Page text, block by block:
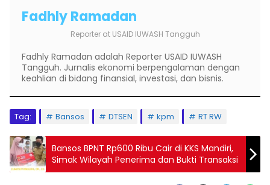
Fadhly Ramadan
Reporter at USAID IUWASH Tangguh
Fadhly Ramadan adalah Reporter USAID IUWASH
Tangguh. Jurnalis ekonomi berpengalaman dengan
keahlian di bidang finansial, investasi, dan bisnis.
Tag: Bansos DTSEN kpm RT RW
Bansos BPNT Rp600 Ribu Cair di KKS Mandiri,
Simak Wilayah Penerima dan Bukti Transaksi